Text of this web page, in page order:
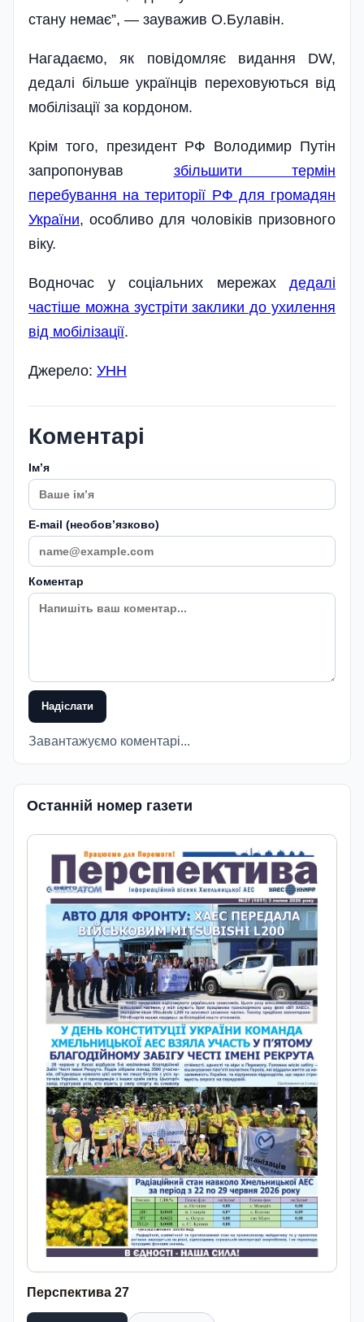
стану немає”, — зауважив О.Булавін.
Нагадаємо, як повідомляє видання DW,
дедалі більше українців переховуються від
мобілізації за кордоном.
Крім того, президент РФ Володимир Путін
запропонував збільшити термін
перебування на території РФ для громадян
України, особливо для чоловіків призовного
віку.
Водночас у соціальних мережах дедалі
частіше можна зустріти заклики до ухилення
від мобілізації.
Джерело: УНН
Коментарі
Імʼя
E-mail (необовʼязково)
Коментар
Надіслати
Завантажуємо коментарі...
Останній номер газети
Перспектива 27